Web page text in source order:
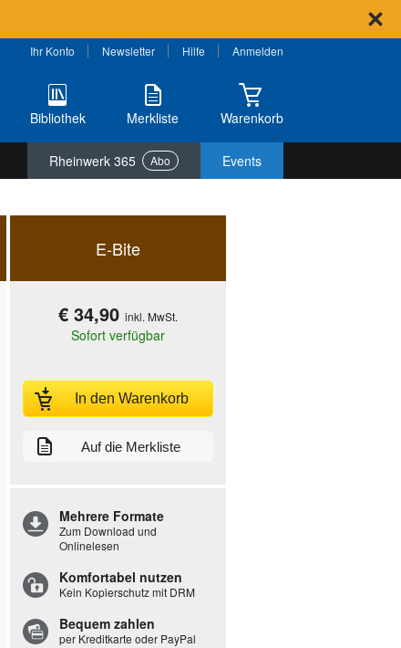
Ihr Konto Newsletter Hilfe Anmelden
Bibliothek Merkliste Warenkorb
Rheinwerk 365 Abo Events
E-Bite
€ 34,90 inkl. MwSt.
Sofort verfügbar
In den Warenkorb
Auf die Merkliste
Mehrere Formate
Zum Download und
Onlinelesen
Komfortabel nutzen
Kein Kopierschutz mit DRM
Bequem zahlen
per Kreditkarte oder PayPal